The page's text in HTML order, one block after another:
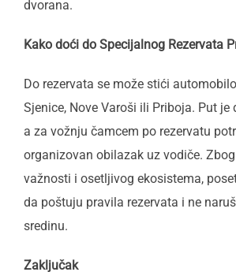
dvorana.
Kako doći do Specijalnog Rezervata
Do rezervata se može stići
Sjenice, Nove Varoši ili Priboja. Put je
a za vožnju čamcem po rezervatu
organizovan obilazak uz vodiče.
važnosti i osetljivog ekosistema,
da poštuju pravila rezervata i ne
sredinu.
Zaključak